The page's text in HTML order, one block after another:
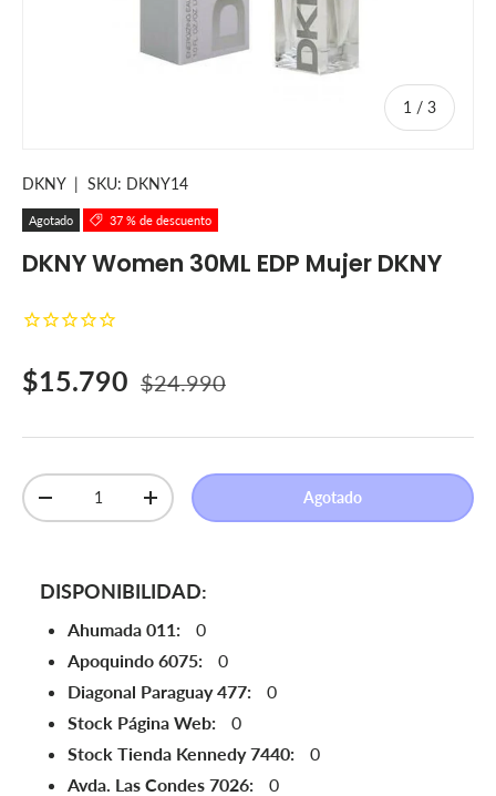
1 / de
3
DKNY| SKU: DKNY14
Agotado 37 % de descuento
DKNY Women 30ML EDP Mujer DKNY
Precio de venta
$15.790 Precio normal
$24.990
Cant.
Disminuir cantidadAumentar la cantidad Agotado
DISPONIBILIDAD:
Ahumada 011:
0
Apoquindo 6075:
0
Diagonal Paraguay 477:
0
Stock Página Web:
0
Stock Tienda Kennedy 7440:
0
Avda. Las Condes 7026:
0